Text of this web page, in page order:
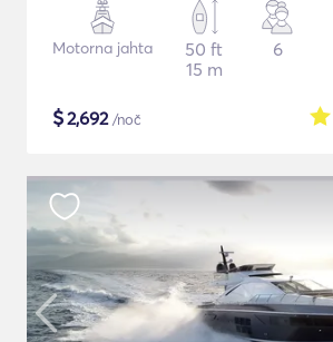
Motorna jahta
50 ft
15 m
6
$2,692/noč